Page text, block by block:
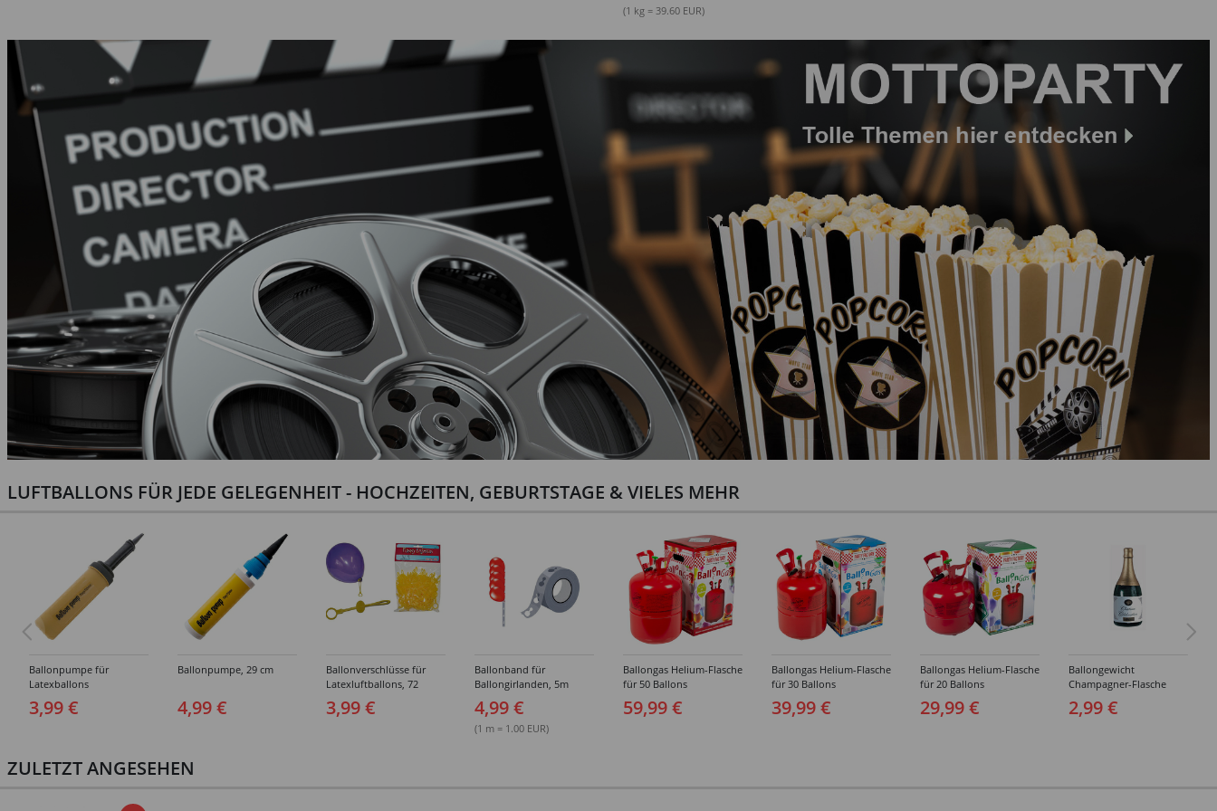
(1 kg = 39.60 EUR)
LUFTBALLONS FÜR JEDE GELEGENHEIT - HOCHZEITEN, GEBURTSTAGE & VIELES MEHR
Ballonpumpe für
Latexballons
3,99 €
Ballonpumpe, 29 cm
4,99 €
Ballonverschlüsse für
Latexluftballons, 72
Stück
3,99 €
Ballonband für
Ballongirlanden, 5m
Deko-Band aus PVC
4,99 €
(1 m = 1.00 EUR)
Ballongas Helium-Flasche
für 50 Ballons
59,99 €
Ballongas Helium-Flasche
für 30 Ballons
39,99 €
Ballongas Helium-Flasche
für 20 Ballons
29,99 €
Ballongewicht
Champagner-Flasche
2,99 €
ZULETZT ANGESEHEN